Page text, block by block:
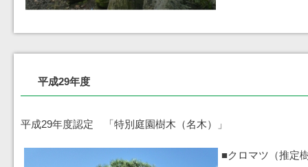
平成29年度
平成29年度認定 「特別庭園樹木（名木）」
■クロマツ（推定